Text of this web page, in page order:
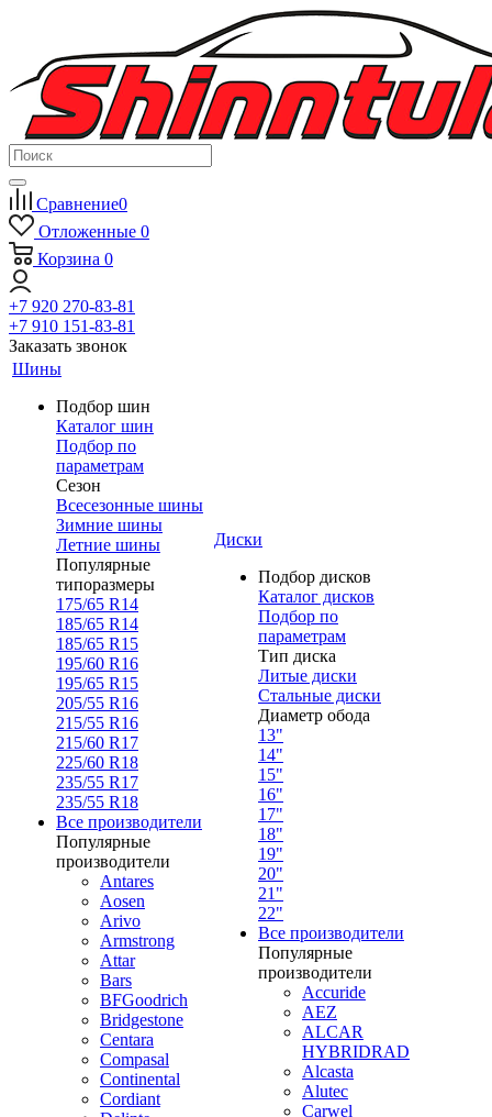
Сравнение0
Отложенные 0
Корзина 0
+7 920 270-83-81
+7 910 151-83-81
Заказать звонок
Шины
Подбор шин
Каталог шин
Подбор по
параметрам
Сезон
Всесезонные шины
Зимние шины
Летние шины
Популярные
типоразмеры
175/65 R14
185/65 R14
185/65 R15
195/60 R16
195/65 R15
205/55 R16
215/55 R16
215/60 R17
225/60 R18
235/55 R17
235/55 R18
Все производители
Популярные
производители
Antares
Aosen
Arivo
Armstrong
Attar
Bars
BFGoodrich
Bridgestone
Centara
Compasal
Continental
Cordiant
Диски
Подбор дисков
Каталог дисков
Подбор по
параметрам
Тип диска
Литые диски
Стальные диски
Диаметр обода
13"
14"
15"
16"
17"
18"
19"
20"
21"
22"
Все производители
Популярные
производители
Accuride
AEZ
ALCAR
HYBRIDRAD
Alcasta
Alutec
Carwel